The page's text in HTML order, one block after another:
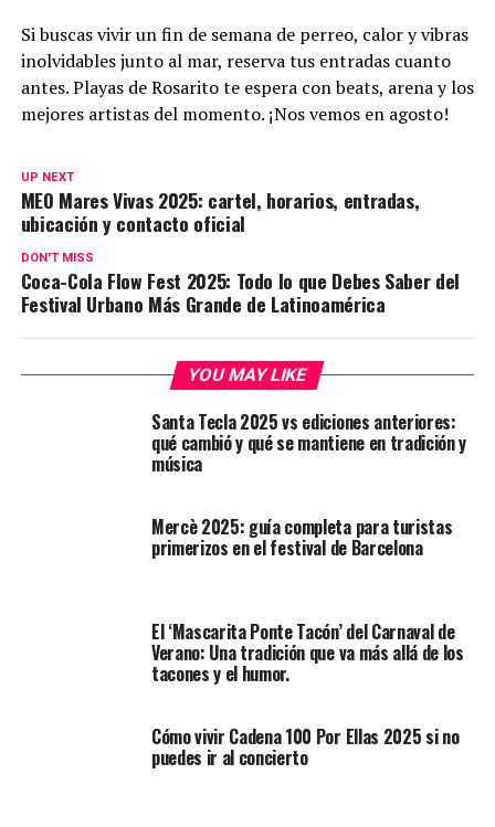
Si buscas vivir un fin de semana de perreo, calor y vibras
inolvidables junto al mar, reserva tus entradas cuanto
antes. Playas de Rosarito te espera con beats, arena y los
mejores artistas del momento. ¡Nos vemos en agosto!
UP NEXT
MEO Mares Vivas 2025: cartel, horarios, entradas,
ubicación y contacto oficial
DON'T MISS
Coca-Cola Flow Fest 2025: Todo lo que Debes Saber del
Festival Urbano Más Grande de Latinoamérica
YOU MAY LIKE
Santa Tecla 2025 vs ediciones anteriores:
qué cambió y qué se mantiene en tradición y
música
Mercè 2025: guía completa para turistas
primerizos en el festival de Barcelona
El ‘Mascarita Ponte Tacón’ del Carnaval de
Verano: Una tradición que va más allá de los
tacones y el humor.
Cómo vivir Cadena 100 Por Ellas 2025 si no
puedes ir al concierto